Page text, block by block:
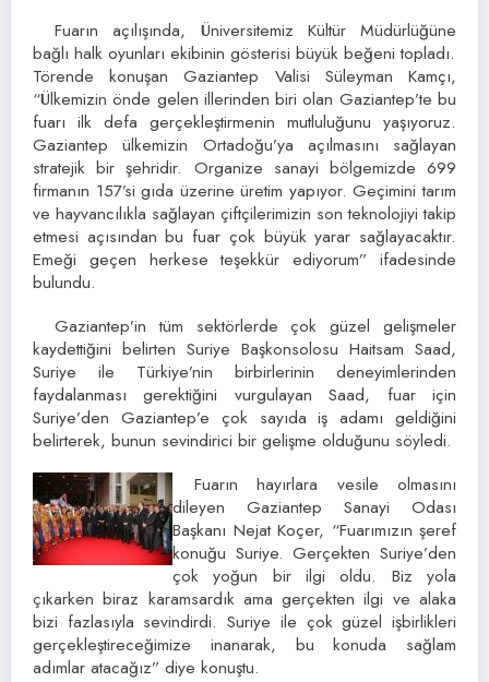
Fuarın açılışında, Üniversitemiz Kültür Müdürlüğüne
bağlı halk oyunları ekibinin gösterisi büyük beğeni topladı.
Törende konuşan Gaziantep Valisi Süleyman Kamçı,
“Ülkemizin önde gelen illerinden biri olan Gaziantep’te bu
fuarı ilk defa gerçekleştirmenin mutluluğunu yaşıyoruz.
Gaziantep ülkemizin Ortadoğu’ya açılmasını sağlayan
stratejik bir şehridir. Organize sanayi bölgemizde 699
firmanın 157’si gıda üzerine üretim yapıyor. Geçimini tarım
ve hayvancılıkla sağlayan çiftçilerimizin son teknolojiyi takip
etmesi açısından bu fuar çok büyük yarar sağlayacaktır.
Emeği geçen herkese teşekkür ediyorum” ifadesinde
bulundu.
Gaziantep’in tüm sektörlerde çok güzel gelişmeler
kaydettiğini belirten Suriye Başkonsolosu Haitsam Saad,
Suriye ile Türkiye’nin birbirlerinin deneyimlerinden
faydalanması gerektiğini vurgulayan Saad, fuar için
Suriye’den Gaziantep’e çok sayıda iş adamı geldiğini
belirterek, bunun sevindirici bir gelişme olduğunu söyledi.
Fuarın hayırlara vesile olmasını
dileyen Gaziantep Sanayi Odası
Başkanı Nejat Koçer, “Fuarımızın şeref
konuğu Suriye. Gerçekten Suriye’den
çok yoğun bir ilgi oldu. Biz yola
çıkarken biraz karamsardık ama gerçekten ilgi ve alaka
bizi fazlasıyla sevindirdi. Suriye ile çok güzel işbirlikleri
gerçekleştireceğimize inanarak, bu konuda sağlam
adımlar atacağız” diye konuştu.